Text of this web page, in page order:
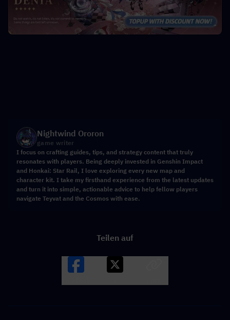
Nightwind Ororon
game writer
I focus on crafting guides, tips, and strategy content that truly
resonates with players. Being deeply invested in Genshin Impact
and Honkai: Star Rail, I love exploring every new map and
character kit. I take my firsthand experience from the latest updates
and turn it into simple, actionable advice to help fellow players
navigate Teyvat and the Cosmos with ease.
Teilen auf